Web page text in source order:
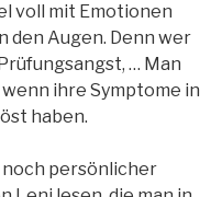
voll mit Emotionen
den Augen. Denn wer
… Man
ihre Symptome in
haben.
noch persönlicher